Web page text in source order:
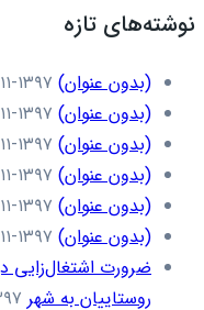
نوشته‌های تازه
(بدون عنوان) ۱۳۹۷-۱۱-۱۲
(بدون عنوان) ۱۳۹۷-۱۱-۱۲
(بدون عنوان) ۱۳۹۷-۱۱-۱۲
(بدون عنوان) ۱۳۹۷-۱۱-۱۲
(بدون عنوان) ۱۳۹۷-۱۱-۱۲
(بدون عنوان) ۱۳۹۷-۱۱-۱۲
ضرورت اشتغال‌زایی
روستاییان به شهر